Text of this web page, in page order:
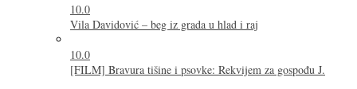
10.0
Vila Davidović – beg iz grada u hlad i raj
10.0
[FILM] Bravura tišine i psovke: Rekvijem za gospođu J.